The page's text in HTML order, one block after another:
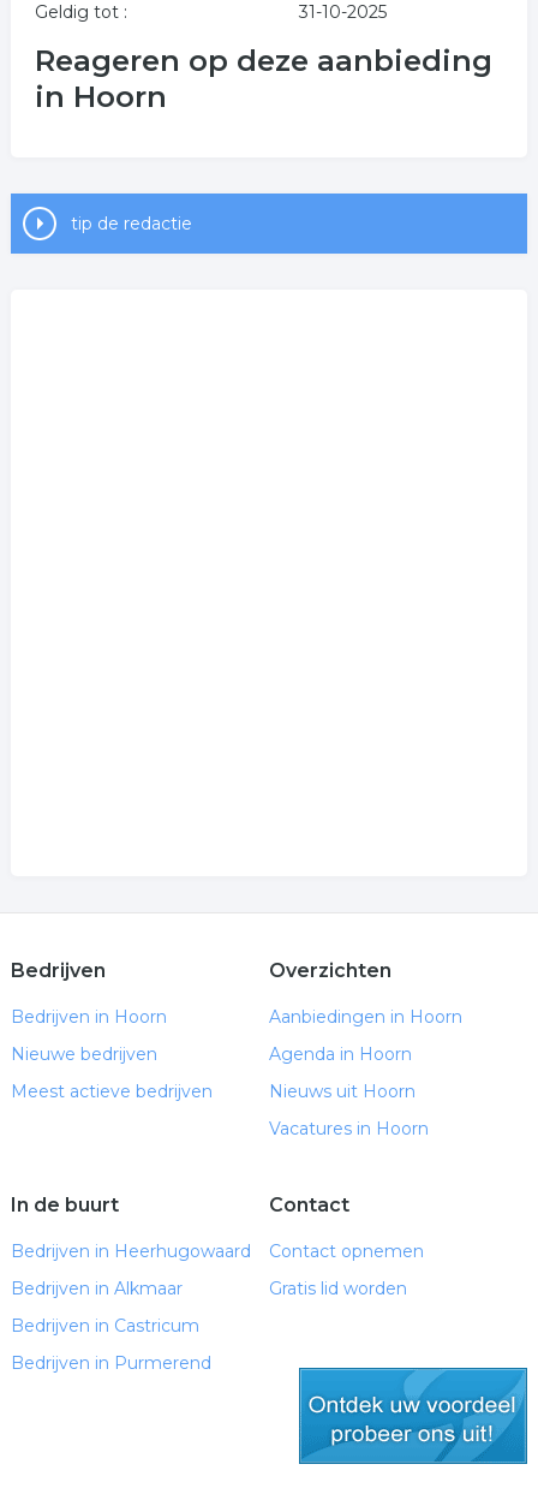
Geldig tot :
31-10-2025
Reageren op deze aanbieding
in Hoorn
tip de redactie
Bedrijven
Bedrijven in Hoorn
Nieuwe bedrijven
Meest actieve bedrijven
Overzichten
Aanbiedingen in Hoorn
Agenda in Hoorn
Nieuws uit Hoorn
Vacatures in Hoorn
In de buurt
Bedrijven in Heerhugowaard
Bedrijven in Alkmaar
Bedrijven in Castricum
Bedrijven in Purmerend
Contact
Contact opnemen
Gratis lid worden